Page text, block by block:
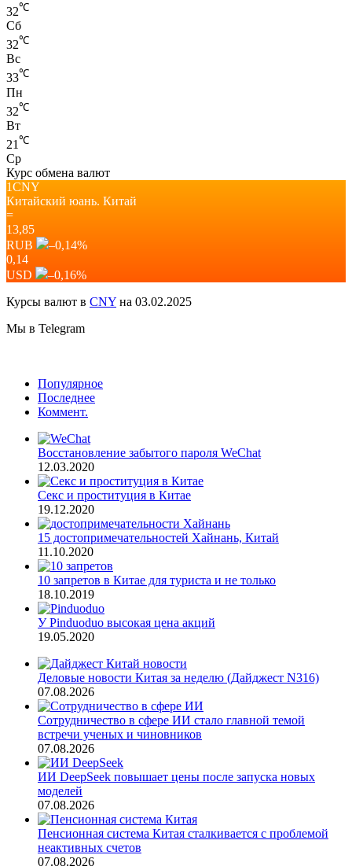
32℃
Сб
32℃
Вс
33℃
Пн
32℃
Вт
21℃
Ср
Курс обмена валют
1CNY
Китайский юань. Китай
=
13,85
RUB
–0,14%
0,14
USD
–0,16%
Курсы валют в CNY на 03.02.2025
Мы в Telegram
Популярное
Последнее
Коммент.
Восстановление забытого пароля WeChat
12.03.2020
Секс и проституция в Китае
19.12.2020
15 достопримечательностей Хайнань, Китай
11.10.2020
10 запретов в Китае для туриста и не только
18.10.2019
У Pinduoduo высокая цена акций
19.05.2020
Деловые новости Китая за неделю (Дайджест N316)
07.08.2026
Сотрудничество в сфере ИИ стало главной темой
встречи ученых и чиновников
07.08.2026
ИИ DeepSeek повышает цены после запуска новых
моделей
07.08.2026
Пенсионная система Китая сталкивается с проблемой
неактивных счетов
07.08.2026